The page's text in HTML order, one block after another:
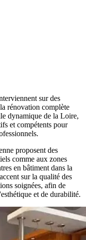
sur des
rénovation complète
dynamique de la Loire,
et compétents pour
proposent des
comme aux zones
en bâtiment dans la
sur la qualité des
soignées, afin de
et de durabilité.